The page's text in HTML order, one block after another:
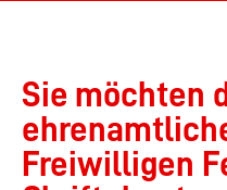
Sie möchten
Freiwilligen